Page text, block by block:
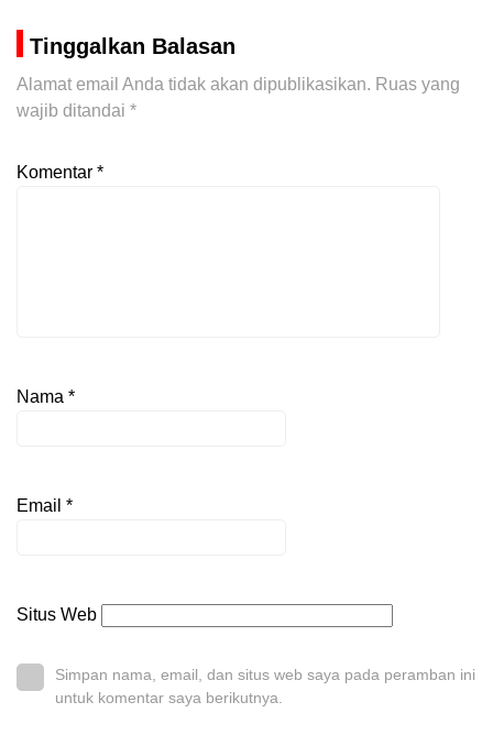
Tinggalkan Balasan
Alamat email Anda tidak akan dipublikasikan. Ruas yang
wajib ditandai *
Komentar *
Nama *
Email *
Situs Web
Simpan nama, email, dan situs web saya pada peramban ini
untuk komentar saya berikutnya.